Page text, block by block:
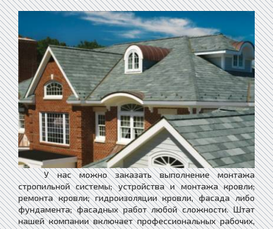
У нас можно заказать выполнение монтажа
стропильной системы; устройства и монтажа кровли;
ремонта кровли; гидроизоляции кровли, фасада либо
фундамента; фасадных работ любой сложности. Штат
нашей компании включает профессиональных рабочих,